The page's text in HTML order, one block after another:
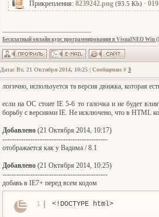
Прикрепления: 8239242.png (93.5 Kb) ·
Бесплатный онлайн курс программирования в VisualNEO Win
Дата: Вт, 21 Октября 2014, 10:25 | Сообщение # 3
логично, используется та версия движка, которая
если на ОС стоит IE 5-6 то галочка и не будет
борьбу с версиями IE. Не исключено, что в HTML
Добавлено (21 Октября 2014, 10:17)
---------------------------------------------
отображается как у Вадима / 8.1
Добавлено (21 Октября 2014, 10:25)
---------------------------------------------
добавь в IE7+ перед всем кодом
1 <!DOCTYPE html>